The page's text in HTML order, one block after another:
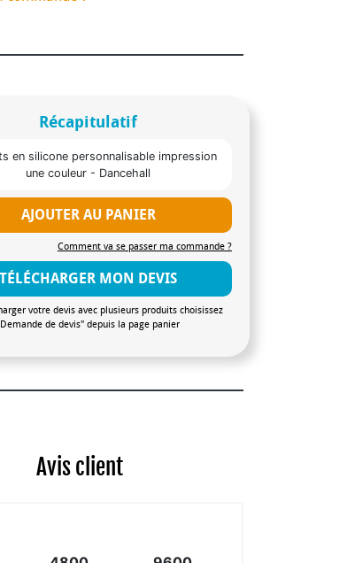
Récapitulatif
en silicone personnalisable impression
une couleur - Dancehall
AJOUTER AU PANIER
Comment va se passer ma commande ?
TÉLÉCHARGER MON DEVIS
votre devis avec plusieurs produits choisissez
de devis" depuis la page panier
Avis client